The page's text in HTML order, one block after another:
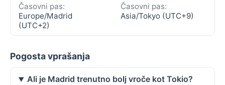
Časovni pas:
Europe/Madrid
(UTC+2)
Časovni pas:
Asia/Tokyo (UTC+9)
Pogosta vprašanja
Ali je Madrid trenutno bolj vroče kot Tokio?